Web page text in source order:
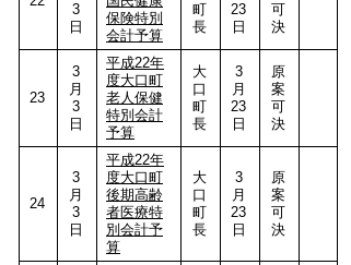
3
日
保険特別
会計予算
町
長
23
日
可
決
23
3
月
3
日
平成22年
度大口町
老人保健
特別会計
予算
大
口
町
長
3
月
23
日
原
案
可
決
24
3
月
3
日
平成22年
度大口町
後期高齢
者医療特
別会計予
算
大
口
町
長
3
月
23
日
原
案
可
決